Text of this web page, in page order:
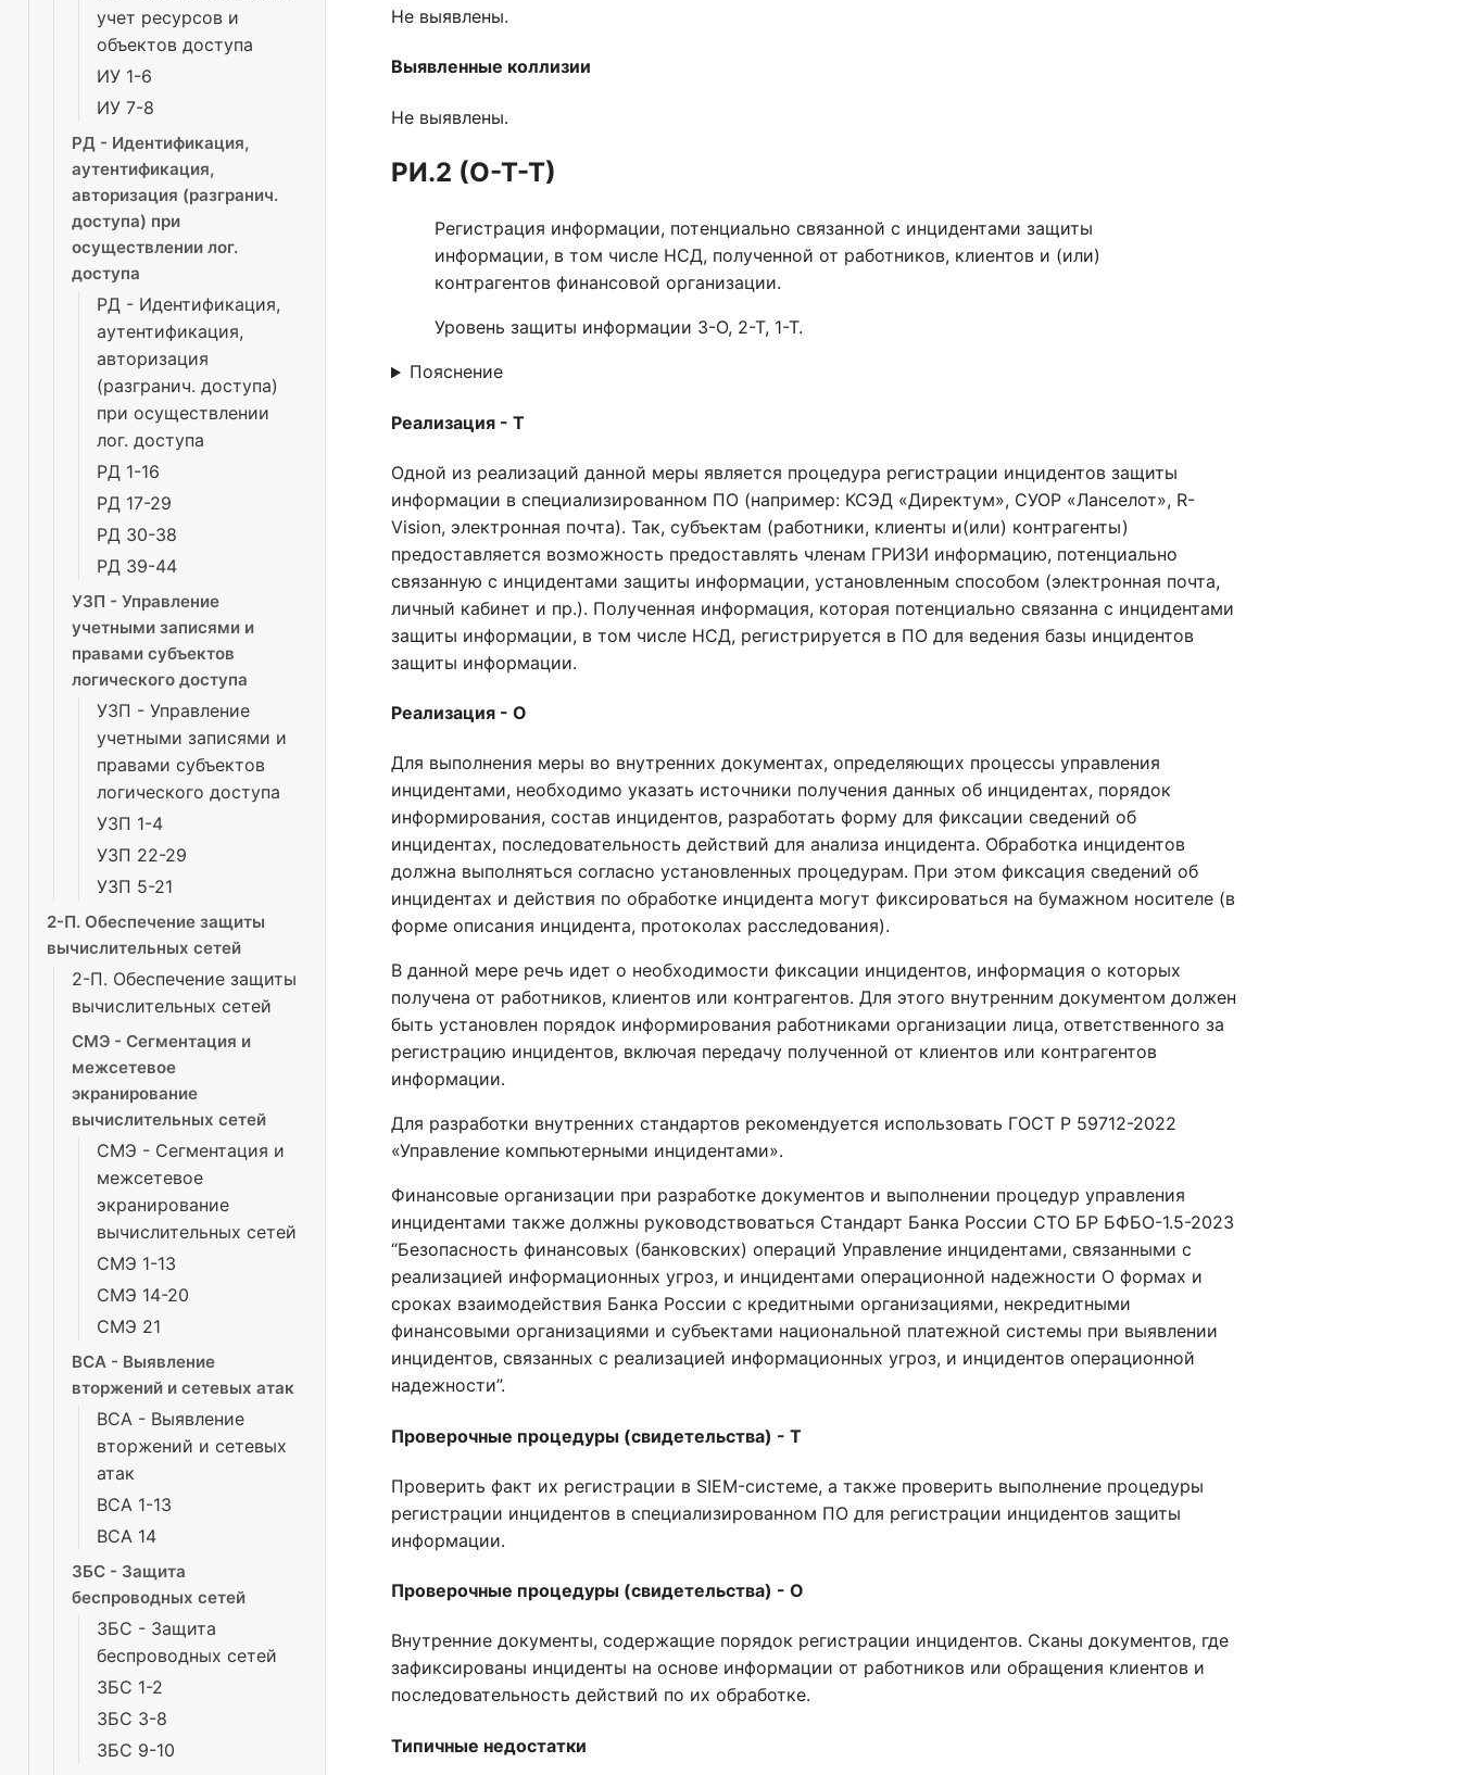
учет ресурсов и
объектов доступа
ИУ 1-6
ИУ 7-8
РД - Идентификация,
аутентификация,
авторизация (разгранич.
доступа) при
осуществлении лог.
доступа
РД - Идентификация,
аутентификация,
авторизация
(разгранич. доступа)
при осуществлении
лог. доступа
РД 1-16
РД 17-29
РД 30-38
РД 39-44
УЗП - Управление
учетными записями и
правами субъектов
логического доступа
УЗП - Управление
учетными записями и
правами субъектов
логического доступа
УЗП 1-4
УЗП 22-29
УЗП 5-21
2-П. Обеспечение защиты
вычислительных сетей
2-П. Обеспечение защиты
вычислительных сетей
СМЭ - Сегментация и
межсетевое
экранирование
вычислительных сетей
СМЭ - Сегментация и
межсетевое
экранирование
вычислительных сетей
СМЭ 1-13
СМЭ 14-20
СМЭ 21
ВСА - Выявление
вторжений и сетевых атак
ВСА - Выявление
вторжений и сетевых
атак
ВСА 1-13
ВСА 14
ЗБС - Защита
беспроводных сетей
ЗБС - Защита
беспроводных сетей
ЗБС 1-2
ЗБС 3-8
ЗБС 9-10
Не выявлены.
Выявленные коллизии
Не выявлены.
РИ.2 (О-Т-Т)
Регистрация информации, потенциально связанной с инцидентами защиты
информации, в том числе НСД, полученной от работников, клиентов и (или)
контрагентов финансовой организации.
Уровень защиты информации 3-О, 2-Т, 1-Т.
Пояснение
Реализация - Т
Одной из реализаций данной меры является процедура регистрации инцидентов защиты
информации в специализированном ПО (например: КСЭД «Директум», СУОР «Ланселот», R-
Vision, электронная почта). Так, субъектам (работники, клиенты и(или) контрагенты)
предоставляется возможность предоставлять членам ГРИЗИ информацию, потенциально
связанную с инцидентами защиты информации, установленным способом (электронная почта,
личный кабинет и пр.). Полученная информация, которая потенциально связанна с инцидентами
защиты информации, в том числе НСД, регистрируется в ПО для ведения базы инцидентов
защиты информации.
Реализация - О
Для выполнения меры во внутренних документах, определяющих процессы управления
инцидентами, необходимо указать источники получения данных об инцидентах, порядок
информирования, состав инцидентов, разработать форму для фиксации сведений об
инцидентах, последовательность действий для анализа инцидента. Обработка инцидентов
должна выполняться согласно установленных процедурам. При этом фиксация сведений об
инцидентах и действия по обработке инцидента могут фиксироваться на бумажном носителе (в
форме описания инцидента, протоколах расследования).
В данной мере речь идет о необходимости фиксации инцидентов, информация о которых
получена от работников, клиентов или контрагентов. Для этого внутренним документом должен
быть установлен порядок информирования работниками организации лица, ответственного за
регистрацию инцидентов, включая передачу полученной от клиентов или контрагентов
информации.
Для разработки внутренних стандартов рекомендуется использовать ГОСТ Р 59712-2022
«Управление компьютерными инцидентами».
Финансовые организации при разработке документов и выполнении процедур управления
инцидентами также должны руководствоваться Стандарт Банка России СТО БР БФБО-1.5-2023
“Безопасность финансовых (банковских) операций Управление инцидентами, связанными с
реализацией информационных угроз, и инцидентами операционной надежности О формах и
сроках взаимодействия Банка России с кредитными организациями, некредитными
финансовыми организациями и субъектами национальной платежной системы при выявлении
инцидентов, связанных с реализацией информационных угроз, и инцидентов операционной
надежности”.
Проверочные процедуры (свидетельства) - Т
Проверить факт их регистрации в SIEM-системе, а также проверить выполнение процедуры
регистрации инцидентов в специализированном ПО для регистрации инцидентов защиты
информации.
Проверочные процедуры (свидетельства) - О
Внутренние документы, содержащие порядок регистрации инцидентов. Сканы документов, где
зафиксированы инциденты на основе информации от работников или обращения клиентов и
последовательность действий по их обработке.
Типичные недостатки